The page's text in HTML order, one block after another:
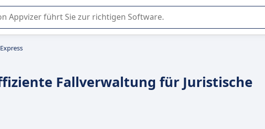
Sie bei der Nutzung oder Auswahl von SaaS-Software in Unternehmen.
Fallverwaltung für Juristische